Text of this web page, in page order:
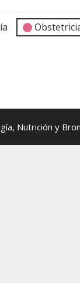
Nutrición y